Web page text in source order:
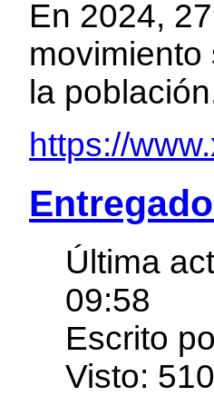
En 2024,
la
https://
Última
09:58
Escrito
Visto: